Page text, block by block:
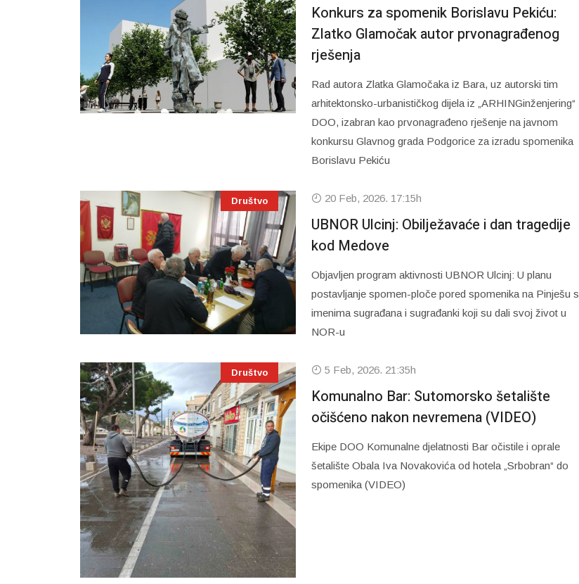
Konkurs za spomenik Borislavu Pekiću:
Zlatko Glamočak autor prvonagrađenog
rješenja
Rad autora Zlatka Glamočaka iz Bara, uz autorski tim
arhitektonsko-urbanističkog dijela iz „ARHINGinženjering“
DOO, izabran kao prvonagrađeno rješenje na javnom
konkursu Glavnog grada Podgorice za izradu spomenika
Borislavu Pekiću
Društvo 20 Feb, 2026. 17:15h
UBNOR Ulcinj: Obilježavaće i dan tragedije
kod Medove
Objavljen program aktivnosti UBNOR Ulcinj: U planu
postavljanje spomen-ploče pored spomenika na Pinješu s
imenima sugrađana i sugrađanki koji su dali svoj život u
NOR-u
Društvo 5 Feb, 2026. 21:35h
Komunalno Bar: Sutomorsko šetalište
očišćeno nakon nevremena (VIDEO)
Ekipe DOO Komunalne djelatnosti Bar očistile i oprale
šetalište Obala Iva Novakovića od hotela „Srbobran“ do
spomenika (VIDEO)